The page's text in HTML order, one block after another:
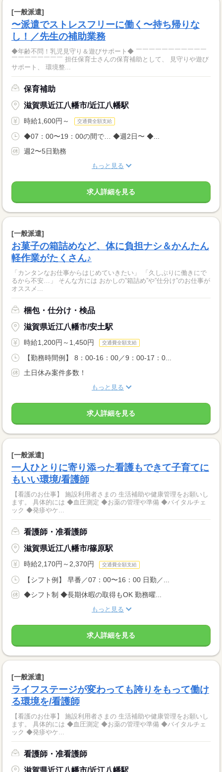
[一般派遣]
〜派遣でストレスフリーに働く〜持ち帰りな
し！／先生の補助業務
◆年齢不問！乳児見守り＆遊びサポート◆ ￣￣￣￣￣￣￣￣￣￣￣
￣￣￣￣￣￣￣￣ 担任保育士さんの保育補助として、 見守りや遊び
サポート、 環境整...
保育補助
滋賀県近江八幡市/近江八幡駅
時給1,600円～ 交通費全額支給
◆07：00〜19：00の間で… ◆週2日〜 ◆...
週2〜5日勤務
もっと見る
求人詳細を見る
[一般派遣]
お菓子の箱詰めなど、体に負担ナシ＆かんたん
軽作業がたくさん♪
「カンタンなお仕事からはじめていきたい」 「久しぶりに働きにで
るから不安…」 そんな方には おかしの”箱詰め”や”仕分け”のお仕事が
オススメ...
梱包・仕分け・検品
滋賀県近江八幡市/安土駅
時給1,200円～1,450円 交通費全額支給
【勤務時間例】 8：00-16：00／9：00-17：0...
土日休み案件多数！
もっと見る
求人詳細を見る
[一般派遣]
一人ひとりに寄り添った看護もできて子育てに
もいい環境/看護師
【看護のお仕事】 施設利用者さまの 生活補助や健康管理をお願いし
ます。 具体的には ◆血圧測定 ◆お薬の管理や準備 ◆バイタルチェ
ック ◆発疹やケ...
看護師・准看護師
滋賀県近江八幡市/篠原駅
時給2,170円～2,370円 交通費全額支給
【シフト例】 早番／07：00〜16：00 日勤／...
◆シフト制 ◆長期休暇の取得もOK 勤務曜...
もっと見る
求人詳細を見る
[一般派遣]
ライフステージが変わっても誇りをもって働け
る環境を/看護師
【看護のお仕事】 施設利用者さまの 生活補助や健康管理をお願いし
ます。 具体的には ◆血圧測定 ◆お薬の管理や準備 ◆バイタルチェ
ック ◆発疹やケ...
看護師・准看護師
滋賀県近江八幡市/近江八幡駅